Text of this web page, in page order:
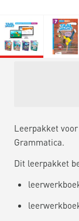
Leerpakket
Grammatica.
Dit leerpakket